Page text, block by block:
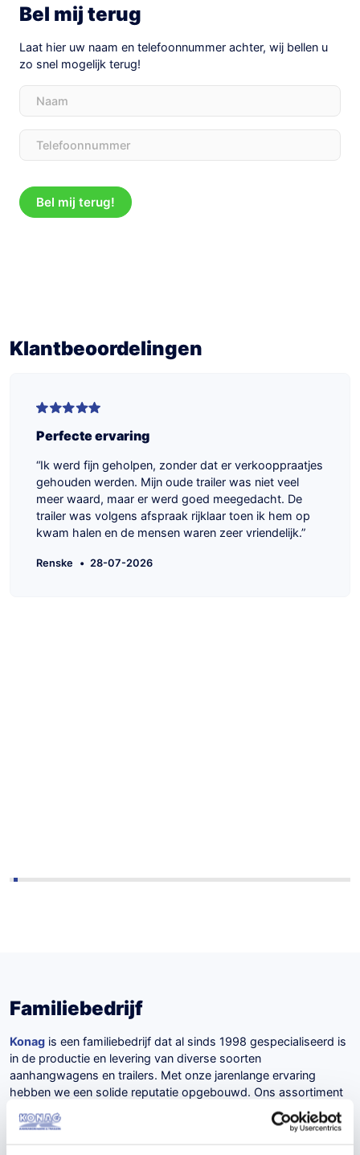
Bel mij terug
Laat hier uw naam en telefoonnummer achter, wij bellen u
zo snel mogelijk terug!
Naam
Telefoon
Klantbeoordelingen
Perfecte ervaring
Ik werd fijn geholpen, zonder dat er verkooppraatjes
gehouden werden. Mijn oude trailer was niet veel
meer waard, maar er werd goed meegedacht. De
trailer was volgens afspraak rijklaar toen ik hem op
kwam halen en de mensen waren zeer vriendelijk.
Renske • 28-07-2026
Familiebedrijf
Konag is een familiebedrijf dat al sinds 1998 gespecialiseerd is
in de productie en levering van diverse soorten
aanhangwagens en trailers. Met onze jarenlange ervaring
hebben we een solide reputatie opgebouwd. Ons assortiment
omvat vele diverse aanhangers zoals machinetransporters,
autoambulances, casco verkoopwagens, plateauwagens,